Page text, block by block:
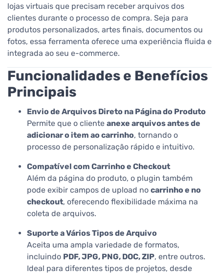
lojas virtuais que precisam receber arquivos dos
clientes durante o processo de compra. Seja para
produtos personalizados, artes finais, documentos ou
fotos, essa ferramenta oferece uma experiência fluida e
integrada ao seu e-commerce.
Funcionalidades e Benefícios
Principais
Envio de Arquivos Direto na Página do Produto
Permite que o cliente anexe arquivos antes de
adicionar o item ao carrinho, tornando o
processo de personalização rápido e intuitivo.
Compatível com Carrinho e Checkout
Além da página do produto, o plugin também
pode exibir campos de upload no carrinho e no
checkout, oferecendo flexibilidade máxima na
coleta de arquivos.
Suporte a Vários Tipos de Arquivo
Aceita uma ampla variedade de formatos,
incluindo PDF, JPG, PNG, DOC, ZIP, entre outros.
Ideal para diferentes tipos de projetos, desde